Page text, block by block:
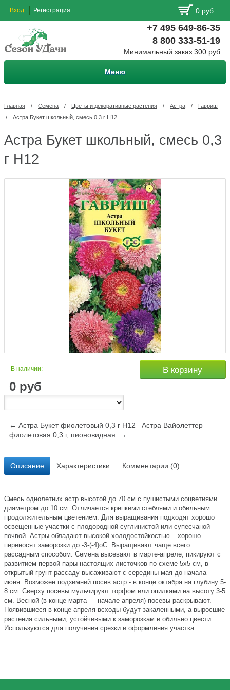
Вход Регистрация 0 руб.
+7 495 649-86-35
8 800 333-51-19
Минимальный заказ 300 руб
Меню
Главная / Семена / Цветы и декоративные растения / Астра /
Гавриш
/
Астра Букет школьный, смесь 0,3 г Н12
Астра Букет школьный, смесь 0,3
г Н12
В наличии:
0 руб
В корзину
← Астра Букет фиолетовый 0,3 г Н12
Астра Вайолеттер
фиолетовая 0,3 г, пионовидная →
Описание Характеристики Комментарии (0)
Смесь однолетних астр высотой до 70 см с пушистыми соцветиями
диаметром до 10 см. Отличается крепкими стеблями и обильным
продолжительным цветением. Для выращивания подходят хорошо
освещенные участки с плодородной суглинистой или супесчаной
почвой. Астры обладают высокой холодостойкостью – хорошо
переносят заморозки до -3-(-4)оС. Выращивают чаще всего
рассадным способом. Семена высевают в марте-апреле, пикируют с
развитием первой пары настоящих листочков по схеме 5х5 см, в
открытый грунт рассаду высаживают с середины мая до начала
июня. Возможен подзимний посев астр - в конце октября на глубину 5-
8 см. Сверху посевы мульчируют торфом или опилками на высоту 3-5
см. Весной (в конце марта — начале апреля) посевы раскрывают.
Появившиеся в конце апреля всходы будут закаленными, а выросшие
растения сильными, устойчивыми к заморозкам и обильно цвести.
Используются для получения срезки и оформления участка.